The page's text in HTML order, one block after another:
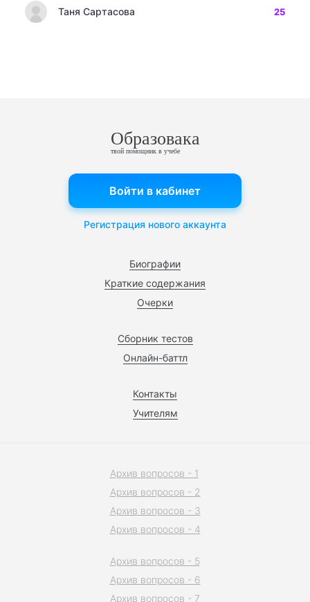
Таня Сартасова 25
Образовака
твой помощник в учебе
Биографии
Краткие содержания
Очерки
Сборник тестов
Онлайн-баттл
Контакты
Учителям
Войти в кабинет
Регистрация нового аккаунта
Архив вопросов - 1
Архив вопросов - 2
Архив вопросов - 3
Архив вопросов - 4
Архив вопросов - 5
Архив вопросов - 6
Архив вопросов - 7